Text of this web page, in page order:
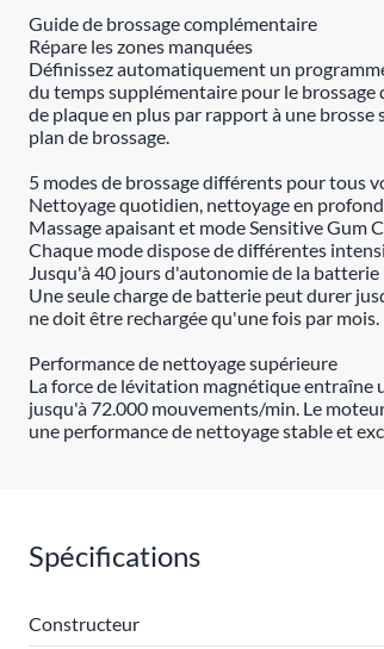
Guide de brossage complémentaire
Répare les zones manquées
Définissez automatiquement un
du temps supplémentaire pour le brossage
de plaque en plus par rapport à une brosse
plan de brossage.
5 modes de brossage différents pour tous
Nettoyage quotidien, nettoyage en
Massage apaisant et mode Sensitive Gum
Chaque mode dispose de différentes
Jusqu'à 40 jours d'autonomie de la batterie
Une seule charge de batterie peut durer
ne doit être rechargée qu'une fois par mois.
Performance de nettoyage supérieure
La force de lévitation magnétique entraîne
jusqu'à 72.000 mouvements/min. Le
une performance de nettoyage stable et
Spécifications
Constructeur